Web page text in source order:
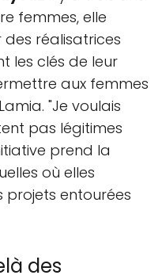
femmes, elle
réalisatrices
les clés de leur
aux femmes
"Je voulais
pas légitimes
prend la
où elles
entourées
des